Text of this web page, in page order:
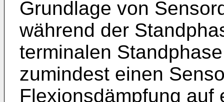
Grundlage von
während der
terminalen
zumindest einen
Flexionsdämpfung auf